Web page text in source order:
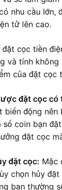
nhu cầu lớn,
tử lên cao.
đặt cọc tiền
và tính không
của đặt cọc
đặt cọc có
biến động
số coin bạn
đặt cọc
đặt cọc: Mặc
chọn hủy
bạn thường